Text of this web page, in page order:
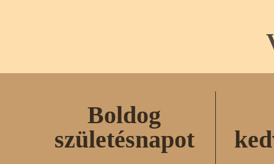
Boldog
születésnapot